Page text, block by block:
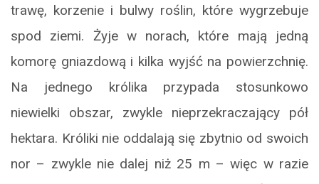
trawę, korzenie i bulwy roślin, które wygrzebuje
spod ziemi. Żyje w norach, które mają jedną
komorę gniazdową i kilka wyjść na powierzchnię.
Na jednego królika przypada stosunkowo
niewielki obszar, zwykle nieprzekraczający pół
hektara. Króliki nie oddalają się zbytnio od swoich
nor – zwykle nie dalej niż 25 m – więc w razie